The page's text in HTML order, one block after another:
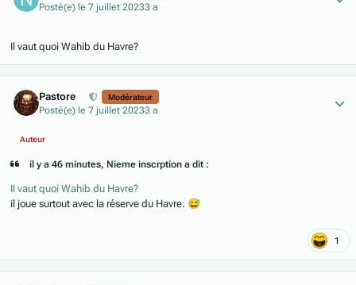
Posté(e) le 7 juillet 20233 a
Il vaut quoi Wahib du Havre?
Pastore Modérateur
Posté(e) le 7 juillet 20233 a
Auteur
il y a 46 minutes, Nieme inscrption a dit :
Il vaut quoi Wahib du Havre?
il joue surtout avec la réserve du Havre. 😅
1